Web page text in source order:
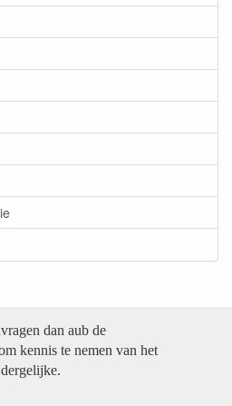
dan aub de
kennis te nemen van het